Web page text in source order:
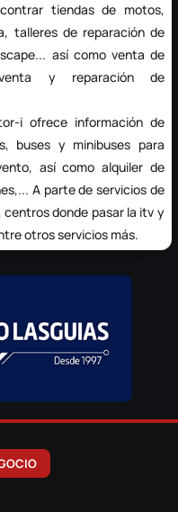
tiendas de motos,
talleres de reparación de
así como venta de
y reparación de
i ofrece información de
, buses y minibuses para
así como alquiler de
A parte de servicios de
centros donde pasar la itv y
otros servicios más.